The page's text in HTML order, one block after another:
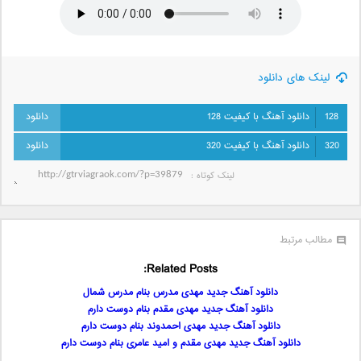
لینک های دانلود
128
دانلود آهنگ با کیفیت 128
320
دانلود آهنگ با کیفیت 320
لینک کوتاه‌ :
مطالب مرتبط
Related Posts:
دانلود آهنگ جدید مهدی مدرس بنام مدرس شمال
دانلود آهنگ جدید مهدی مقدم بنام دوست دارم
دانلود آهنگ جدید مهدی احمدوند بنام دوست دارم
دانلود آهنگ جدید مهدی مقدم و امید عامری بنام دوست دارم